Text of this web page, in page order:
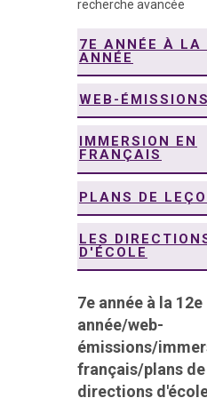
recherche avancée
7E ANNÉE À LA
ANNÉE
WEB-ÉMISSIONS
IMMERSION EN
FRANÇAIS
PLANS DE
LES
D'ÉCOLE
7e année à la 12e
année/web-
émissions/
français/plans
directions